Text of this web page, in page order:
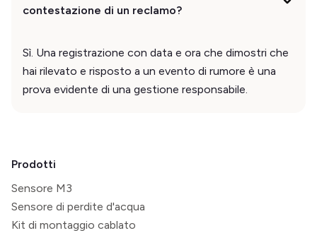
contestazione di un reclamo?
Sì. Una registrazione con data e ora che dimostri che
hai rilevato e risposto a un evento di rumore è una
prova evidente di una gestione responsabile.
Prodotti
Sensore M3
Sensore di perdite d'acqua
Kit di montaggio cablato